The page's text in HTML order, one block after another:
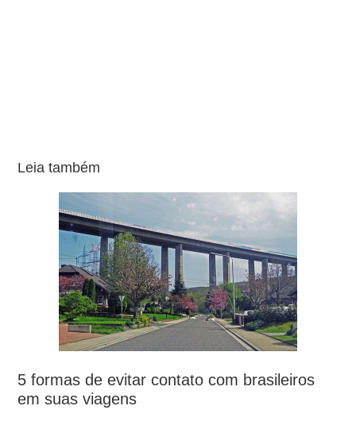
Leia também
5 formas de evitar contato com brasileiros
em suas viagens